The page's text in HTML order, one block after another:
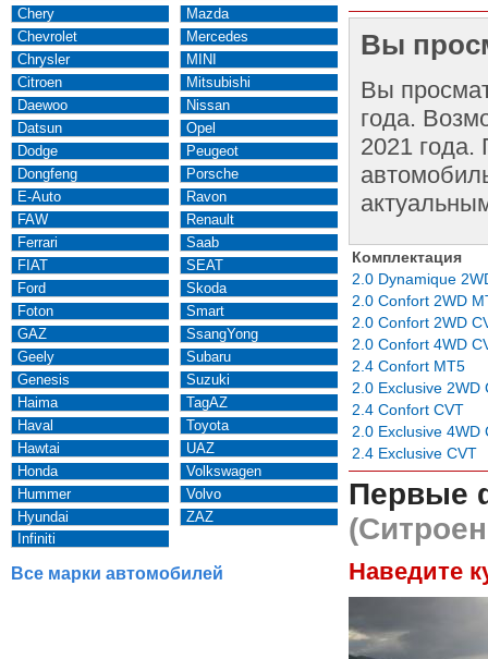
Chery
Chevrolet
Chrysler
Citroen
Daewoo
Datsun
Dodge
Dongfeng
E-Auto
FAW
Ferrari
FIAT
Ford
Foton
GAZ
Geely
Genesis
Haima
Haval
Hawtai
Honda
Hummer
Hyundai
Infiniti
Mazda
Mercedes
MINI
Mitsubishi
Nissan
Opel
Peugeot
Porsche
Ravon
Renault
Saab
SEAT
Skoda
Smart
SsangYong
Subaru
Suzuki
TagAZ
Toyota
UAZ
Volkswagen
Volvo
ZAZ
Все марки автомобилей
Вы
Вы
года.
2021 года.
Комплектация
2.0 Dynamique
2.0 Confort 2WD
2.0 Confort 2WD
2.0 Confort 4WD
2.4 Confort MT5
2.0 Exclusive 2WD
2.4 Confort CVT
2.0 Exclusive 4WD
2.4 Exclusive CVT
Первые
Наведите